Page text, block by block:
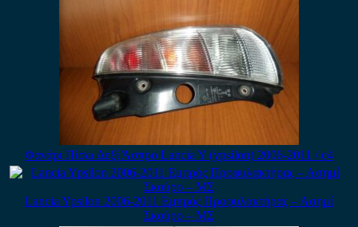
Φανάρι Πίσω Δεξί Άσπρο Lancia Y (ypsilon) 2006-2011 / c4
Lancia Ypsilon 2006-2011 Εμπρός Προφυλακτήρας – Ασημί
Σκούρο – ΜΣ